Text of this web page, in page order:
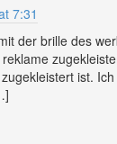
7:31
der brille des
ist.